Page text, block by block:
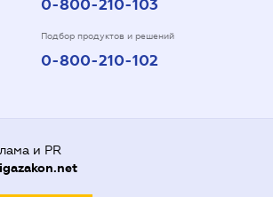
0-800-210-103
Подбор продуктов и решений
0-800-210-102
и PR